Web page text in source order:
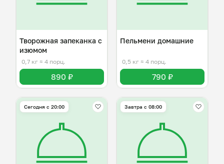
Творожная запеканка с
изюмом
0,7 кг ≈ 4 порц.
890 ₽
Пельмени домашние
0,5 кг ≈ 4 порц.
790 ₽
Сегодня с 20:00 Завтра c 08:00